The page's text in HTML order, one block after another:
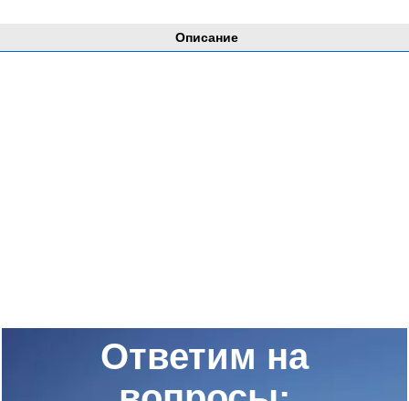
Описание
Ответим на